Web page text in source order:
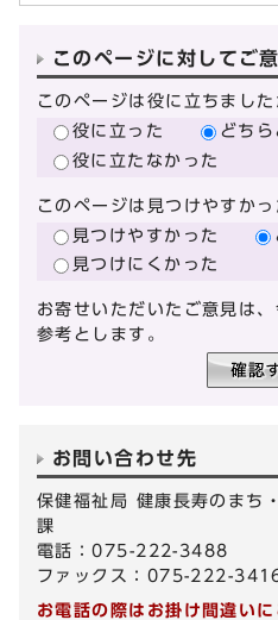
このページに対してご
このページは役に立ちました
役に立った
どち
役に立たなかった
このページは見つけやすかっ
見つけやすかった
見つけにくかった
お寄せいただいたご意見は
参考とします。
お問い合わせ先
保健福祉局 健康長寿のまち
課
電話：075-222-3488
ファックス：075-222-
お電話の際はお掛け間違い